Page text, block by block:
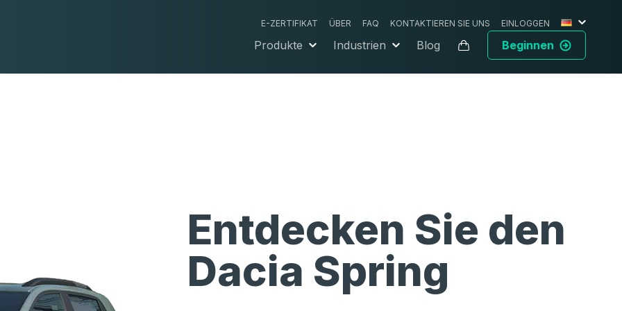
E-ZERTIFIKAT ÜBER FAQ KONTAKTIEREN SIE UNS EINLOGGEN
Produkte Industrien Blog Beginnen
Entdecken Sie den
Dacia Spring